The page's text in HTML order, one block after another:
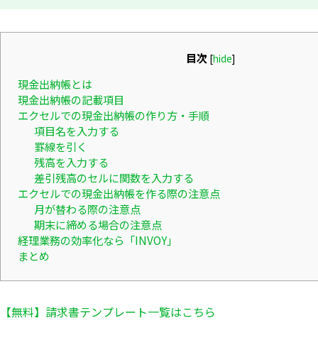
目次 [hide]
現金出納帳とは
現金出納帳の記載項目
エクセルでの現金出納帳の作り方・手順
項目名を入力する
罫線を引く
残高を入力する
差引残高のセルに関数を入力する
エクセルでの現金出納帳を作る際の注意点
月が替わる際の注意点
期末に締める場合の注意点
経理業務の効率化なら「INVOY」
まとめ
【無料】請求書テンプレート一覧はこちら